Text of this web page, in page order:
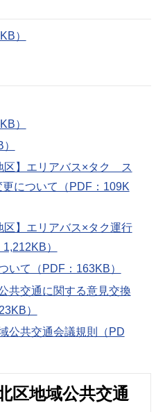
）
）
区】エリアバス×タク ス
について（PDF：109K
】エリアバス×タク運行
）
て（PDF：163KB）
交通に関する意見交換
）
公共交通会議規則（PD
区地域公共交通